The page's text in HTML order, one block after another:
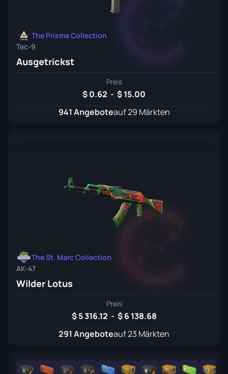
The Prisma Collection
Tec-9
Ausgetrickst
Preis
0.62 -
15.00
941 Angeboteauf 29 Märkten
The St. Marc Collection
AK-47
Wilder Lotus
Preis
5 316.12 -
6 138.68
291 Angeboteauf 23 Märkten